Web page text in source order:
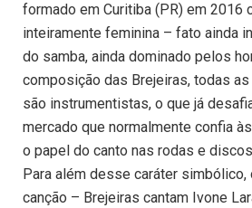
formado em Curitiba (PR) em 2016
inteiramente feminina – fato ainda
do samba, ainda dominado pelos
composição das Brejeiras, todas
são instrumentistas, o que já
mercado que normalmente confia
o papel do canto nas rodas e
Para além desse caráter simbólico,
canção – Brejeiras cantam Ivone